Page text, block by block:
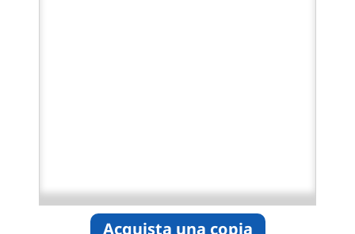
Acquista una copia